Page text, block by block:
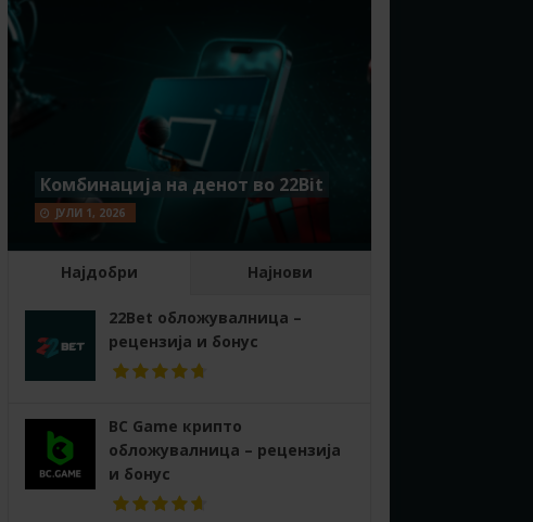
Комбинација на денот во 22Bit
ЈУЛИ 1, 2026
Најдобри Најнови
22Bet обложувалница –
рецензија и бонус
BC Game крипто
обложувалница – рецензија
и бонус